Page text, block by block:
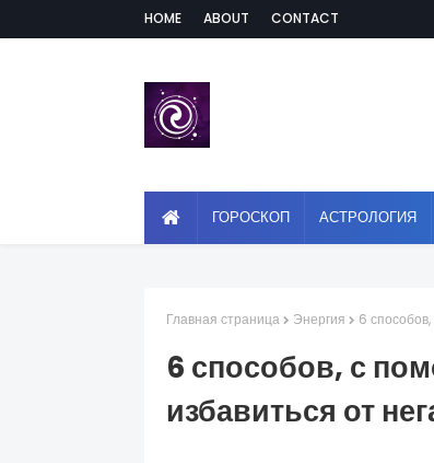
HOME ABOUT CONTACT
ГОРОСКОП АСТРОЛОГИЯ
Главная страница Энергия 6
6 способов, с
избавиться от